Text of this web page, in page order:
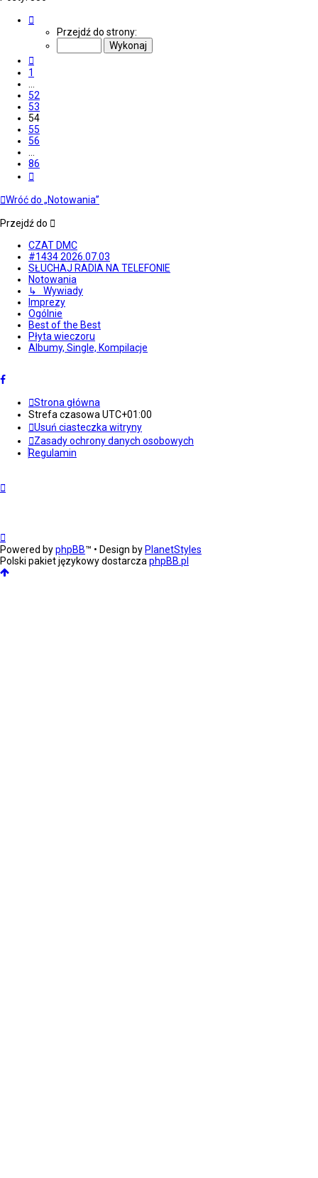
Przejdź do strony:
1
52
53
54
55
56
86
Wróć do „Notowania”
Przejdź do
CZAT DMC
#1434 2026.07.03
SŁUCHAJ RADIA NA TELEFONIE
Notowania
↳ Wywiady
Imprezy
Ogólnie
Best of the Best
Płyta wieczoru
Albumy, Single, Kompilacje
Strona główna
Strefa czasowa UTC+01:00
Usuń ciasteczka witryny
Zasady ochrony danych osobowych
Regulamin
Powered byphpBB™ • Design by PlanetStyles
Polski pakiet językowy dostarczaphpBB.pl